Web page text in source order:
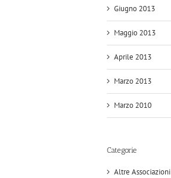
Giugno 2013
Maggio 2013
Aprile 2013
Marzo 2013
Marzo 2010
Categorie
Altre Associazioni